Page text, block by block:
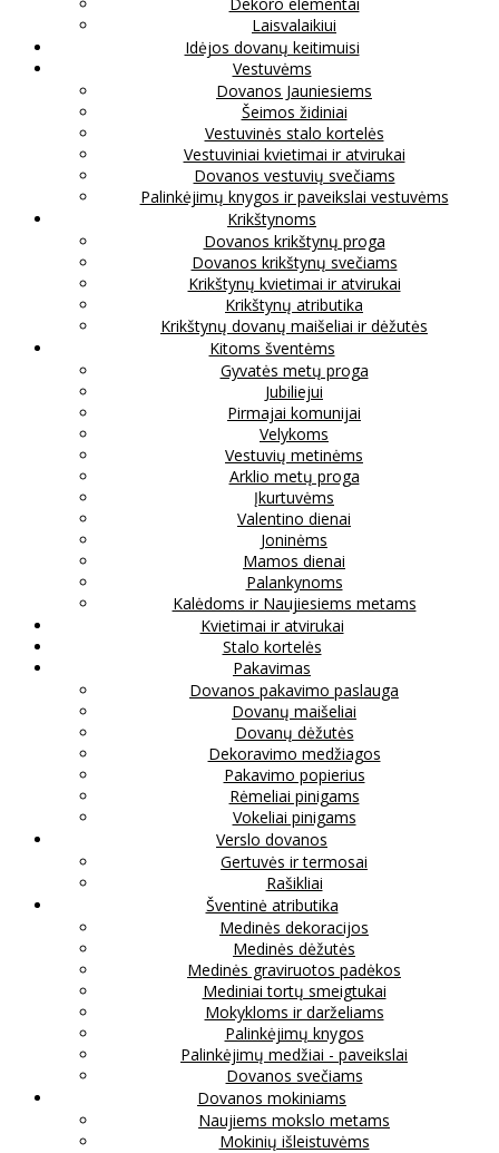
Laisvalaikiui
Idėjos dovanų keitimuisi
Vestuvėms
Dovanos Jauniesiems
Šeimos židiniai
Vestuvinės stalo kortelės
Vestuviniai kvietimai ir atvirukai
Dovanos vestuvių svečiams
Palinkėjimų knygos ir paveikslai vestuvėms
Krikštynoms
Dovanos krikštynų proga
Dovanos krikštynų svečiams
Krikštynų kvietimai ir atvirukai
Krikštynų atributika
Krikštynų dovanų maišeliai ir dėžutės
Kitoms šventėms
Gyvatės metų proga
Jubiliejui
Pirmajai komunijai
Velykoms
Vestuvių metinėms
Arklio metų proga
Įkurtuvėms
Valentino dienai
Joninėms
Mamos dienai
Palankynoms
Kalėdoms ir Naujiesiems metams
Kvietimai ir atvirukai
Stalo kortelės
Pakavimas
Dovanos pakavimo paslauga
Dovanų maišeliai
Dovanų dėžutės
Dekoravimo medžiagos
Pakavimo popierius
Rėmeliai pinigams
Vokeliai pinigams
Verslo dovanos
Gertuvės ir termosai
Rašikliai
Šventinė atributika
Medinės dekoracijos
Medinės dėžutės
Medinės graviruotos padėkos
Mediniai tortų smeigtukai
Mokykloms ir darželiams
Palinkėjimų knygos
Palinkėjimų medžiai - paveikslai
Dovanos svečiams
Dovanos mokiniams
Naujiems mokslo metams
Mokinių išleistuvėms